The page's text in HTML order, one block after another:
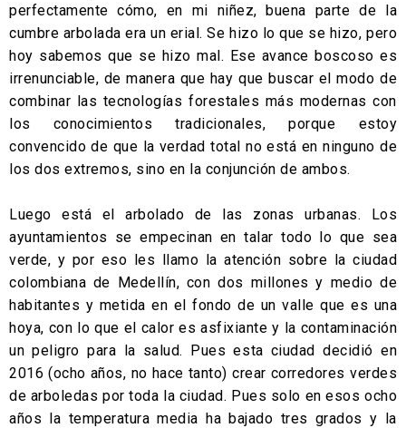
perfectamente cómo, en mi niñez, buena parte de la
cumbre arbolada era un erial. Se hizo lo que se hizo, pero
hoy sabemos que se hizo mal. Ese avance boscoso es
irrenunciable, de manera que hay que buscar el modo de
combinar las tecnologías forestales más modernas con
los conocimientos tradicionales, porque estoy
convencido de que la verdad total no está en ninguno de
los dos extremos, sino en la conjunción de ambos.
Luego está el arbolado de las zonas urbanas. Los
ayuntamientos se empecinan en talar todo lo que sea
verde, y por eso les llamo la atención sobre la ciudad
colombiana de Medellín, con dos millones y medio de
habitantes y metida en el fondo de un valle que es una
hoya, con lo que el calor es asfixiante y la contaminación
un peligro para la salud. Pues esta ciudad decidió en
2016 (ocho años, no hace tanto) crear corredores verdes
de arboledas por toda la ciudad. Pues solo en esos ocho
años la temperatura media ha bajado tres grados y la